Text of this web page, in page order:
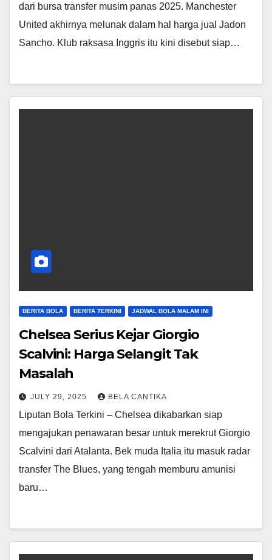
dari bursa transfer musim panas 2025. Manchester
United akhirnya melunak dalam hal harga jual Jadon
Sancho. Klub raksasa Inggris itu kini disebut siap…
BERITA BOLA BERITA TERKINI JADWAL BOLA MALAM INI
Chelsea Serius Kejar Giorgio
Scalvini: Harga Selangit Tak
Masalah
JULY 29, 2025 BELA CANTIKA
Liputan Bola Terkini – Chelsea dikabarkan siap
mengajukan penawaran besar untuk merekrut Giorgio
Scalvini dari Atalanta. Bek muda Italia itu masuk radar
transfer The Blues, yang tengah memburu amunisi
baru…